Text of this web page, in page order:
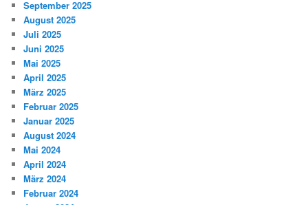
September 2025
August 2025
Juli 2025
Juni 2025
Mai 2025
April 2025
März 2025
Februar 2025
Januar 2025
August 2024
Mai 2024
April 2024
März 2024
Februar 2024